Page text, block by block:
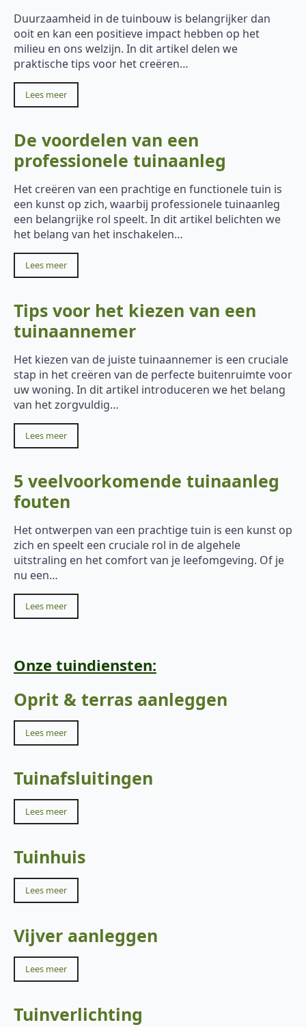
Duurzaamheid in de tuinbouw is belangrijker dan
ooit en kan een positieve impact hebben op het
milieu en ons welzijn. In dit artikel delen we
praktische tips voor het creëren…
Lees meer
De voordelen van een
professionele tuinaanleg
Het creëren van een prachtige en functionele tuin is
een kunst op zich, waarbij professionele tuinaanleg
een belangrijke rol speelt. In dit artikel belichten we
het belang van het inschakelen…
Lees meer
Tips voor het kiezen van een
tuinaannemer
Het kiezen van de juiste tuinaannemer is een cruciale
stap in het creëren van de perfecte buitenruimte voor
uw woning. In dit artikel introduceren we het belang
van het zorgvuldig…
Lees meer
5 veelvoorkomende tuinaanleg
fouten
Het ontwerpen van een prachtige tuin is een kunst op
zich en speelt een cruciale rol in de algehele
uitstraling en het comfort van je leefomgeving. Of je
nu een…
Lees meer
Onze tuindiensten:
Oprit & terras aanleggen
Lees meer
Tuinafsluitingen
Lees meer
Tuinhuis
Lees meer
Vijver aanleggen
Lees meer
Tuinverlichting